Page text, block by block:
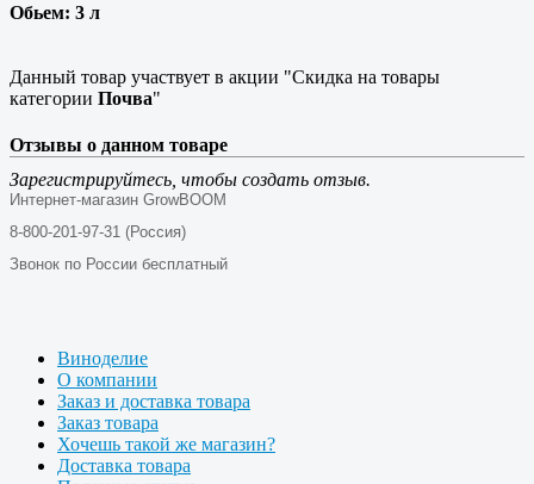
Обьем: 3 л
Данный товар участвует в акции "Скидка на товары
категории Почва"
Отзывы о данном товаре
Зарегистрируйтесь, чтобы создать отзыв.
Интернет-магазин GrowBOOM
8-800-201-97-31 (Россия)
Звонок по России бесплатный
Виноделие
О компании
Заказ и доставка товара
Заказ товара
Хочешь такой же магазин?
Доставка товара